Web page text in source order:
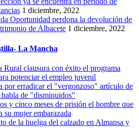
1 diciembre, 2022
Oportunidad perdona la devolución de
de Albacete 1 diciembre, 2022
La Mancha
Rural clausura con éxito el programa
potenciar el empleo juvenil
por erradicar el "vergonzoso" artículo de
de "disminuidos"
y cinco meses de prisión el hombre que
su mujer embarazada
de la huelga del calzado en Almansa y